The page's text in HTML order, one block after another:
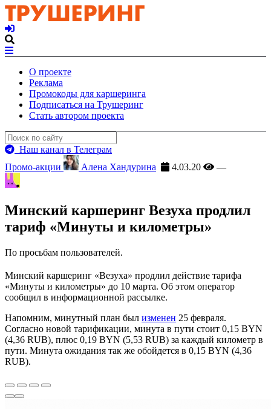
О проекте
Реклама
Промокоды для каршеринга
Подписаться на Трушеринг
Стать автором проекта
Наш канал в Телеграм
Промо-акции
Алена Хандурина 4.03.20 —
Минский каршеринг Везуха продлил
тариф «Минуты и километры»
По просьбам пользователей.
Минский каршеринг «Везуха» продлил действие тарифа
«Минуты и километры» до 10 марта. Об этом оператор
сообщил в информационной рассылке.
Напомним, минутный план был изменен 25 февраля.
Согласно новой тарификации, минута в пути стоит 0,15 BYN
(4,36 RUB), плюс 0,19 BYN (5,53 RUB) за каждый километр в
пути. Минута ожидания так же обойдется в 0,15 BYN (4,36
RUB).